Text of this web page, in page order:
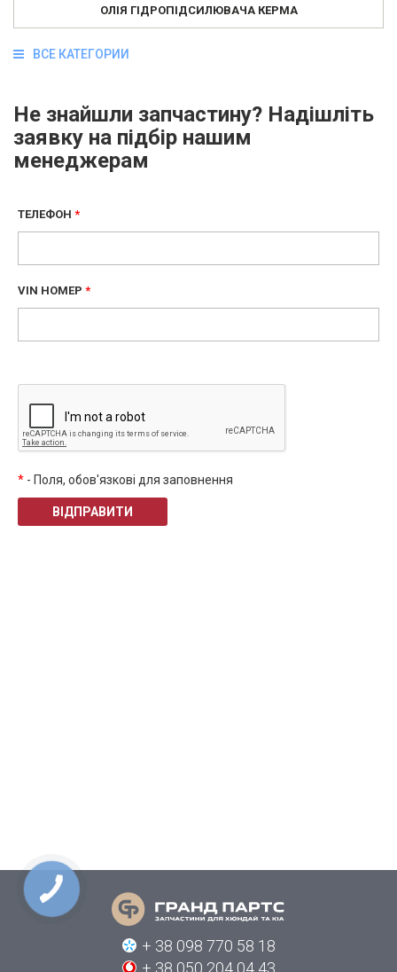
ОЛІЯ ГІДРОПІДСИЛЮВАЧА КЕРМА
ВСЕ КАТЕГОРИИ
Не знайшли запчастину? Надішліть
заявку на підбір нашим
менеджерам
ТЕЛЕФОН *
VIN НОМЕР *
* - Поля, обов'язкові для заповнення
+ 38 098 770 58 18
+ 38 050 204 04 43